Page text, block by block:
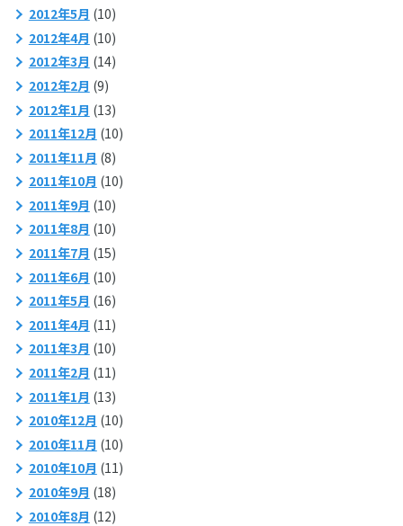
2012年5月 (10)
2012年4月 (10)
2012年3月 (14)
2012年2月 (9)
2012年1月 (13)
2011年12月 (10)
2011年11月 (8)
2011年10月 (10)
2011年9月 (10)
2011年8月 (10)
2011年7月 (15)
2011年6月 (10)
2011年5月 (16)
2011年4月 (11)
2011年3月 (10)
2011年2月 (11)
2011年1月 (13)
2010年12月 (10)
2010年11月 (10)
2010年10月 (11)
2010年9月 (18)
2010年8月 (12)